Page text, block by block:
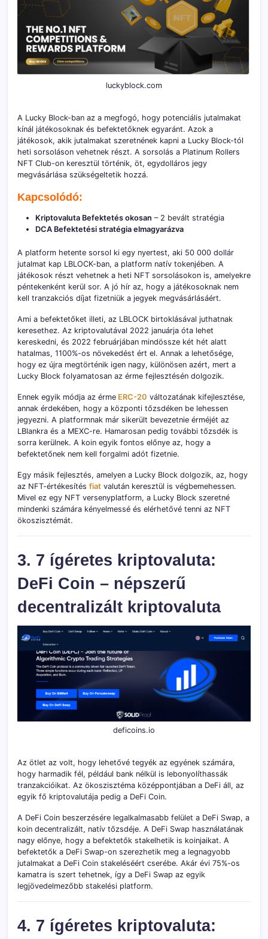
luckyblock.com
A Lucky Block-ban az a megfogó, hogy potenciális jutalmakat
kínál játékosoknak és befektetőknek egyaránt. Azok a
játékosok, akik jutalmakat szeretnének kapni a Lucky Block-tól
heti sorsoláson vehetnek részt. A sorsolás a Platinum Rollers
NFT Club-on keresztül történik, öt, egydolláros jegy
megvásárlása szükségeltetik hozzá.
Kapcsolódó:
Kriptovaluta Befektetés okosan – 2 bevált stratégia
DCA Befektetési stratégia elmagyarázva
A platform hetente sorsol ki egy nyertest, aki 50 000 dollár
jutalmat kap LBLOCK-ban, a platform natív tokenjében. A
játékosok részt vehetnek a heti NFT sorsolásokon is, amelyekre
péntekenként kerül sor. A jó hír az, hogy a játékosoknak nem
kell tranzakciós díjat fizetniük a jegyek megvásárlásáért.
Ami a befektetőket illeti, az LBLOCK birtoklásával juthatnak
keresethez. Az kriptovalutával 2022 januárja óta lehet
kereskedni, és 2022 februárjában mindössze két hét alatt
hatalmas, 1100%-os növekedést ért el. Annak a lehetősége,
hogy ez újra megtörténik igen nagy, különösen azért, mert a
Lucky Block folyamatosan az érme fejlesztésén dolgozik.
Ennek egyik módja az érme ERC-20 változatának kifejlesztése,
annak érdekében, hogy a központi tőzsdéken be lehessen
jegyezni. A platformnak már sikerült bevezetnie érméjét az
LBlankra és a MEXC-re. Hamarosan pedig további tőzsdék is
sorra kerülnek. A koin egyik fontos előnye az, hogy a
befektetőnek nem kell forgalmi adót fizetnie.
Egy másik fejlesztés, amelyen a Lucky Block dolgozik, az, hogy
az NFT-értékesítés fiat valután keresztül is végbemehessen.
Mivel ez egy NFT versenyplatform, a Lucky Block szeretné
mindenki számára kényelmessé és elérhetővé tenni az NFT
ökoszisztémát.
3. 7 ígéretes kriptovaluta:
DeFi Coin – népszerű
decentralizált kriptovaluta
deficoins.io
Az ötlet az volt, hogy lehetővé tegyék az egyének számára,
hogy harmadik fél, például bank nélkül is lebonyolíthassák
tranzakcióikat. Az ökoszisztéma középpontjában a DeFi áll, az
egyik fő kriptovalutája pedig a DeFi Coin.
A DeFi Coin beszerzésére legalkalmasabb felület a DeFi Swap, a
koin decentralizált, natív tőzsdéje. A DeFi Swap használatának
nagy előnye, hogy a befektetők stakelhetik is koinjaikat. A
befektetők a DeFi Swap-on szerezhetik meg a legnagyobb
jutalmakat a DeFi Coin stakeléséért cserébe. Akár évi 75%-os
kamatra is szert tehetnek, így a DeFi Swap az egyik
legjövedelmezőbb stakelési platform.
4. 7 ígéretes kriptovaluta: